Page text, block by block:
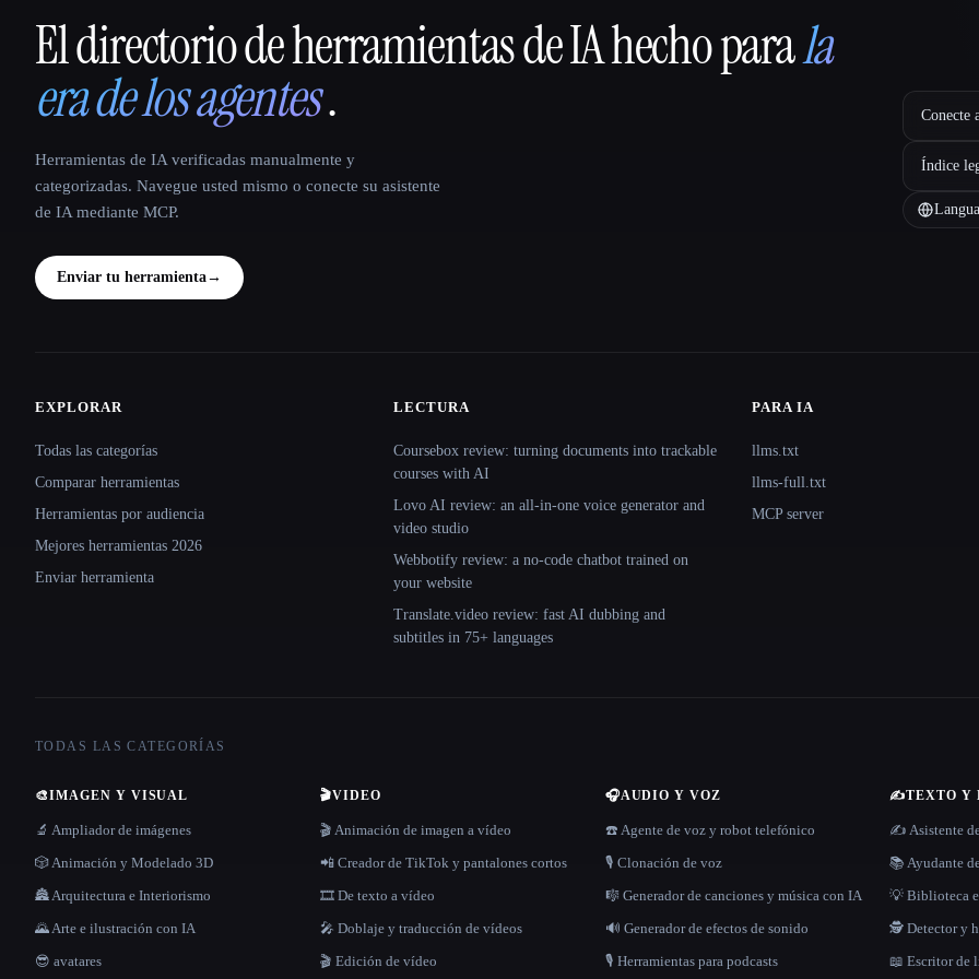
That AI Collection
El directorio de herramientas de IA hecho parala
era de los agentes.
Herramientas de IA verificadas manualmente y
categorizadas. Navegue usted mismo o conecte su asistente
de IA mediante MCP.
Enviar tu herramienta→
Conecte
Índice
EXPLORAR
Todas las categorías
Comparar herramientas
Herramientas por audiencia
Mejores herramientas 2026
Enviar herramienta
LECTURA
Coursebox review: turning documents into trackable
courses with AI
Lovo AI review: an all-in-one voice generator and
video studio
Webbotify review: a no-code chatbot trained on
your website
Translate.video review: fast AI dubbing and
subtitles in 75+ languages
PARA IA
llms.txt
llms-full.txt
MCP server
TODAS LAS CATEGORÍAS
🎨IMAGEN Y VISUAL
🔬 Ampliador de imágenes
🎲 Animación y Modelado 3D
🏯 Arquitectura e Interiorismo
🌄 Arte e ilustración con IA
😎 avatares
🎬VIDEO
🎬 Animación de imagen a vídeo
📲 Creador de TikTok y pantalones cortos
🎞️ De texto a vídeo
🎤 Doblaje y traducción de vídeos
🎬 Edición de vídeo
🎧AUDIO Y VOZ
☎️ Agente de voz y robot telefónico
🎙️ Clonación de voz
🎼 Generador de canciones y música con IA
🔊 Generador de efectos de sonido
🎙️ Herramientas para podcasts
✍️TEXTO Y
✍️ Asistente
📚 Ayudante
💡 Biblioteca
🕵️ Detector y
📖 Escritor de